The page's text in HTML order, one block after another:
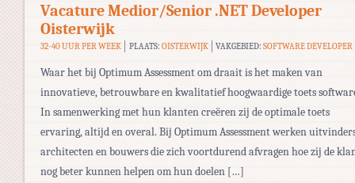
Vacature Medior/Senior .NET Developer
Oisterwijk
32-40 UUR PER WEEK PLAATS: OISTERWIJK VAKGEBIED:SOFTWARE DEVELOPER
Waar het bij Optimum Assessment om draait is het maken van
innovatieve, betrouwbare en kwalitatief hoogwaardige toets
In samenwerking met hun klanten creëren zij de optimale toets
ervaring, altijd en overal. Bij Optimum Assessment werken
architecten en bouwers die zich voortdurend afvragen hoe zij de
nog beter kunnen helpen om hun doelen […]